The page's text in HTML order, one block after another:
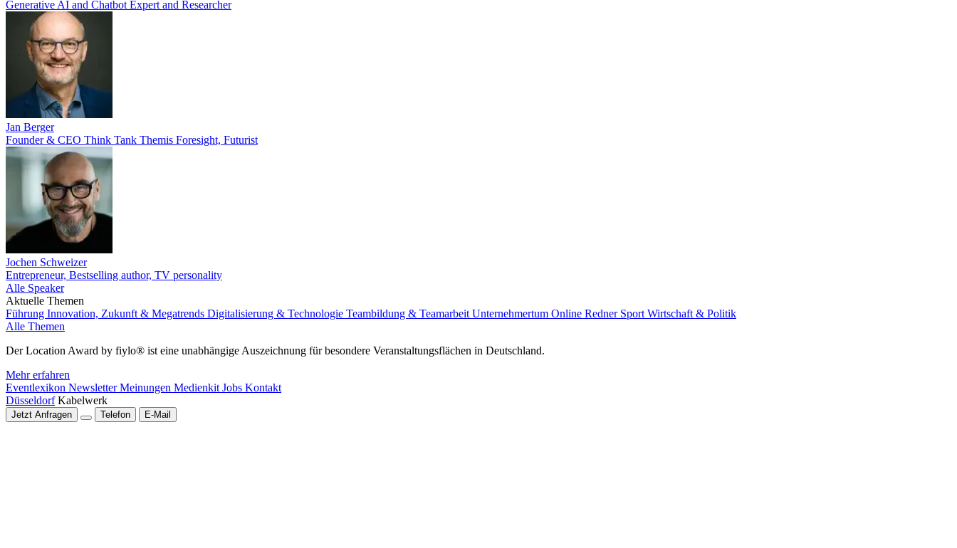
Generative AI and Chatbot Expert and Researcher
Jan Berger
Founder & CEO Think Tank Themis Foresight, Futurist
Jochen Schweizer
Entrepreneur, Bestselling author, TV personality
Alle Speaker
Aktuelle Themen
Führung Innovation, Zukunft & Megatrends Digitalisierung & Technologie Teambildung & Teamarbeit Unternehmertum Online Redner Sport Wirtschaft & Politik
Alle Themen
Der Location Award by fiylo® ist eine unabhängige Auszeichnung für besondere Veranstaltungsflächen in Deutschland.
Mehr erfahren
Eventlexikon NewsletterMeinungen Medienkit Jobs Kontakt
Düsseldorf Kabelwerk
Jetzt Anfragen Telefon E-Mail